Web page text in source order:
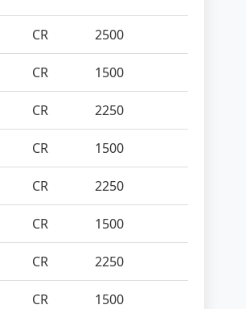
CR 2500
CR 1500
CR 2250
CR 1500
CR 2250
CR 1500
CR 2250
CR 1500